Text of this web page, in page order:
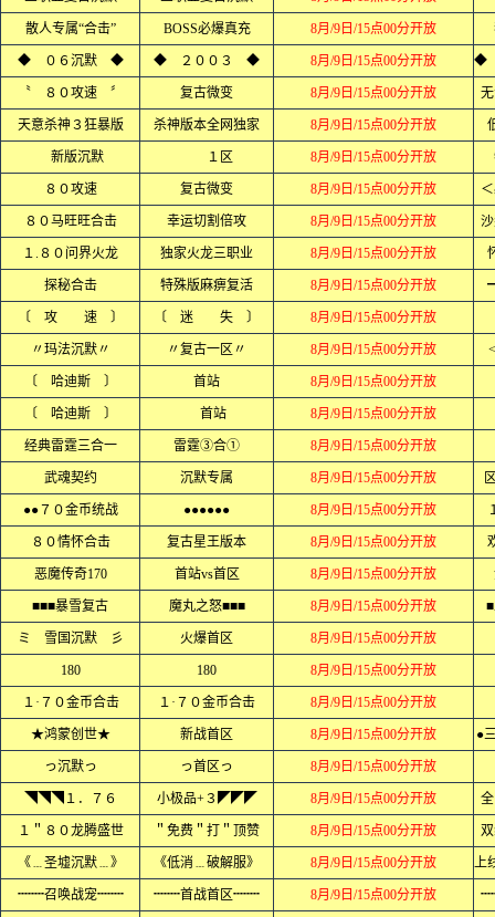
散人专属“合击” BOSS必爆真充 8月/9日/15点00分开放
◆ ０６沉默 ◆ ◆ ２００３ ◆ 8月/9日/15点00分开放
〝 ８０攻速 〞 复古微变 8月/9日/15点00分开放
天意杀神３狂暴版 杀神版本全网独家 8月/9日/15点00分开放
新版沉默 １区 8月/9日/15点00分开放
８０攻速 复古微变 8月/9日/15点00分开放
８０马旺旺合击 幸运切割倍攻 8月/9日/15点00分开放
１.８０问界火龙 独家火龙三职业 8月/9日/15点00分开放
探秘合击 特殊版麻痹复活 8月/9日/15点00分开放
〔 攻 速 〕 〔 迷 失 〕 8月/9日/15点00分开放
〃玛法沉默〃 〃复古一区〃 8月/9日/15点00分开放
〔 哈迪斯 〕 首站 8月/9日/15点00分开放
〔 哈迪斯 〕 首站 8月/9日/15点00分开放
经典雷霆三合一 雷霆③合① 8月/9日/15点00分开放
武魂契约 沉默专属 8月/9日/15点00分开放
●●７０金币统战 ●●●●●● 8月/9日/15点00分开放
８０情怀合击 复古星王版本 8月/9日/15点00分开放
恶魔传奇170 首站vs首区 8月/9日/15点00分开放
■■■暴雪复古 魔丸之怒■■■ 8月/9日/15点00分开放
ミ 雪国沉默 彡 火爆首区 8月/9日/15点00分开放
180 180 8月/9日/15点00分开放
１·７０金币合击 １·７０金币合击 8月/9日/15点00分开放
★鸿蒙创世★ 新战首区 8月/9日/15点00分开放 ●
っ沉默っ っ首区っ 8月/9日/15点00分开放
◥◥◥１．７６ 小极品+３◤◤◤ 8月/9日/15点00分开放
１＂８０龙腾盛世 ＂免费＂打＂顶赞 8月/9日/15点00分开放
《﹍圣墟沉默﹍》 《低消﹍破解服》 8月/9日/15点00分开放
┉┉召唤战宠┉┉ ┉┉首战首区┉┉ 8月/9日/15点00分开放